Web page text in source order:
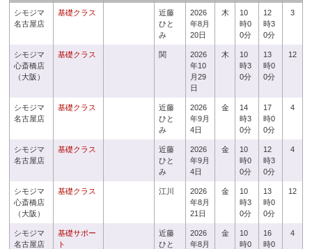
シモジマ
名古屋店
基礎クラス
近藤
ひと
み
2026
年8月
20日
木
10
時0
0分
12
時3
0分
3
シモジマ
心斎橋店
（大阪）
基礎クラス 関
2026
年10
月29
日
木
10
時3
0分
13
時0
0分
12
シモジマ
名古屋店
基礎クラス
近藤
ひと
み
2026
年9月
4日
金
14
時3
0分
17
時0
0分
4
シモジマ
名古屋店
基礎クラス
近藤
ひと
み
2026
年9月
4日
金
10
時0
0分
12
時3
0分
4
シモジマ
心斎橋店
（大阪）
基礎クラス 江川
2026
年8月
21日
金
10
時3
0分
13
時0
0分
12
シモジマ
名古屋店
基礎サポー
ト
近藤
ひと
2026
年8月
金
10
時0
16
時0
4